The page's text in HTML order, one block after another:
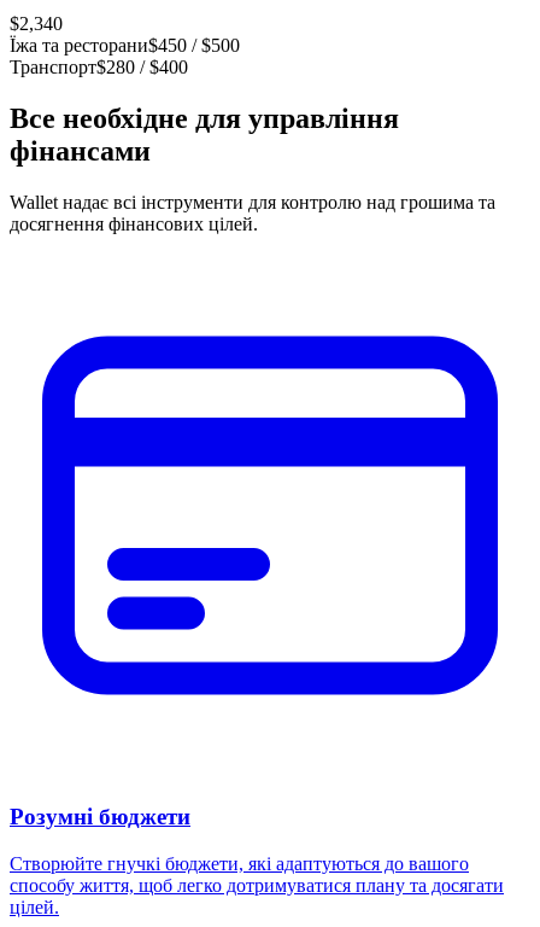
$2,340
Їжа та ресторани$450 / $500
Транспорт$280 / $400
Все необхідне для управління
фінансами
Wallet надає всі інструменти для контролю над грошима та
досягнення фінансових цілей.
Розумні бюджети
Створюйте гнучкі бюджети, які адаптуються до вашого
способу життя, щоб легко дотримуватися плану та досягати
цілей.